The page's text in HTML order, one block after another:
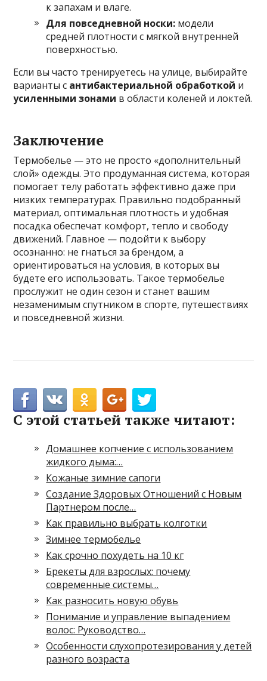
к запахам и влаге.
Для повседневной носки: модели
средней плотности с мягкой внутренней
поверхностью.
Если вы часто тренируетесь на улице, выбирайте
варианты с антибактериальной обработкой и
усиленными зонами в области коленей и локтей.
Заключение
Термобелье — это не просто «дополнительный
слой» одежды. Это продуманная система, которая
помогает телу работать эффективно даже при
низких температурах. Правильно подобранный
материал, оптимальная плотность и удобная
посадка обеспечат комфорт, тепло и свободу
движений. Главное — подойти к выбору
осознанно: не гнаться за брендом, а
ориентироваться на условия, в которых вы
будете его использовать. Такое термобелье
прослужит не один сезон и станет вашим
незаменимым спутником в спорте, путешествиях
и повседневной жизни.
С этой статьей также читают:
Домашнее копчение с использованием
жидкого дыма:…
Кожаные зимние сапоги
Создание Здоровых Отношений с Новым
Партнером после…
Как правильно выбрать колготки
Зимнее термобелье
Как срочно похудеть на 10 кг
Брекеты для взрослых: почему
современные системы…
Как разносить новую обувь
Понимание и управление выпадением
волос: Руководство…
Особенности слухопротезирования у детей
разного возраста